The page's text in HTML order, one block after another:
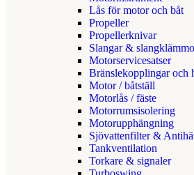
Lås för motor och båt
Propeller
Propellerknivar
Slangar &
Motorservicesatser
Bränslekopplingar och
Motor / båtställ
Motorlås / fäste
Motorrumsisolering
Motorupphängning
Sjövattenfilter &
Tankventilation
Torkare & signaler